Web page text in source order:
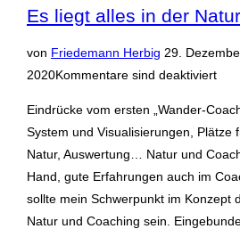
Es liegt alles in der
von Friedemann Herbig Veröffentlicht
am
29.
2020Kommentare sind deaktiviert
Eindrücke vom ersten „Wander-
System und Visualisierungen, Plätze
Natur, Auswertung… Natur und
Hand, gute Erfahrungen auch im
sollte mein Schwerpunkt im Konzept
Natur und Coaching sein.